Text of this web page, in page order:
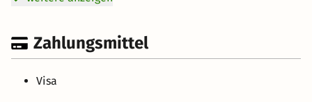
Zahlungsmittel
Visa